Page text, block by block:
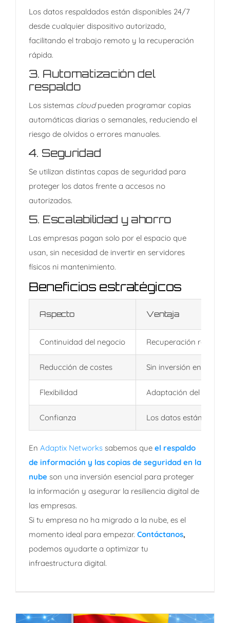
Los datos respaldados están disponibles 24/7
desde cualquier dispositivo autorizado,
facilitando el trabajo remoto y la recuperación
rápida.
3. Automatización del
respaldo
Los sistemas cloudpueden programar copias
automáticas diarias o semanales, reduciendo el
riesgo de olvidos o errores manuales.
4. Seguridad
Se utilizan distintas capas de seguridad para
proteger los datos frente a accesos no
autorizados.
5. Escalabilidad y ahorro
Las empresas pagan solo por el espacio que
usan, sin necesidad de invertir en servidores
físicos ni mantenimiento.
Beneficios estratégicos
Aspecto Ventaja
Continuidad del negocio Recuperación rápida
Reducción de costes Sin inversión en
Flexibilidad Adaptación del
Confianza Los datos están
En Adaptix Networkssabemos que el respaldo
de información y las copias de seguridad en la
nubeson una inversión esencial para proteger
la información y asegurar la resiliencia digital de
las empresas.
Si tu empresa no ha migrado a la nube, es el
momento ideal para empezar. Contáctanos,
podemos ayudarte a optimizar tu
infraestructura digital.